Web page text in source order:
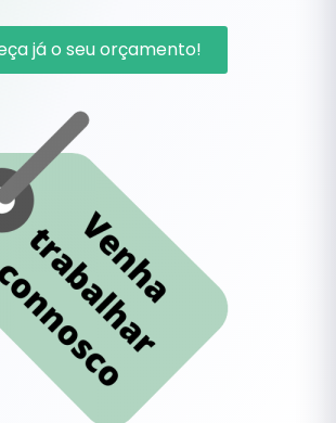
já o seu orçamento!